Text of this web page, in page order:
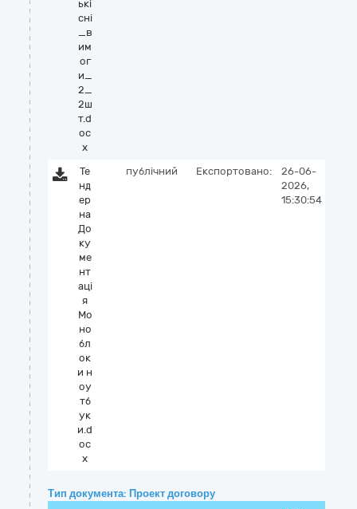
ькі
сні
_в
им
ог
и_
2_
2ш
т.d
oc
x
Те
нд
ер
на
До
ку
ме
нт
аці
я
Мо
но
бл
ок
и н
оу
тб
ук
и.d
oc
x
публічний Експортовано:
26-06-
2026,
15:30:54
Тип документа: Проект договору